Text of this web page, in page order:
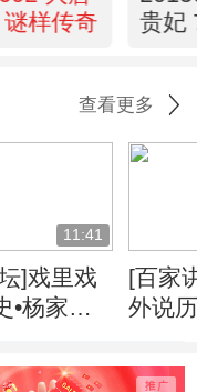
样传奇
贵妃
查看更多
11:41
]戏里戏
•杨家将
[百家
外说